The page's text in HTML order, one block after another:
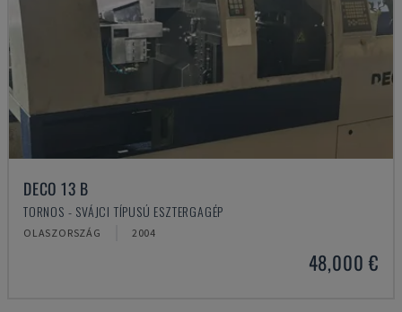
DECO 13 B
TORNOS - SVÁJCI TÍPUSÚ ESZTERGAGÉP
OLASZORSZÁG 2004
48,000 €